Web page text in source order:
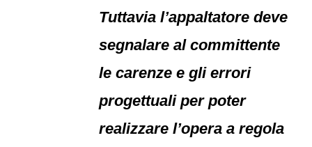
Tuttavia l’appaltatore deve
segnalare al committente
le carenze e gli errori
progettuali per poter
realizzare l’opera a regola